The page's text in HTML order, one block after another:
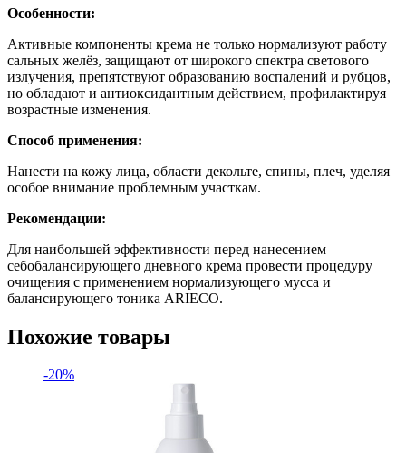
Особенности:
Активные компоненты крема не только нормализуют работу
сальных желёз, защищают от широкого спектра светового
излучения, препятствуют образованию воспалений и рубцов,
но обладают и антиоксидантным действием, профилактируя
возрастные изменения.
Способ применения:
Нанести на кожу лица, области декольте, спины, плеч, уделяя
особое внимание проблемным участкам.
Рекомендации:
Для наибольшей эффективности перед нанесением
себобалансирующего дневного крема провести процедуру
очищения с применением нормализующего мусса и
балансирующего тоника ARIECO.
Похожие товары
-20%